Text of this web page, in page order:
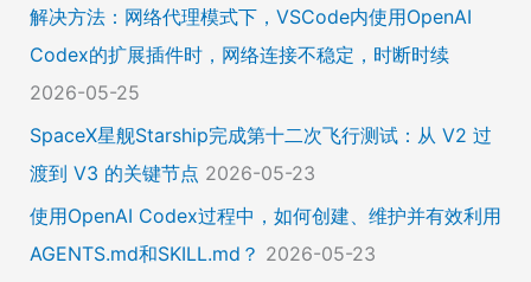
解决方法：网络代理模式下，VSCode内使用OpenAI
Codex的扩展插件时，网络连接不稳定，时断时续
2026-05-25
SpaceX星舰Starship完成第十二次飞行测试：从 V2 过
渡到 V3 的关键节点 2026-05-23
使用OpenAI Codex过程中，如何创建、维护并有效利用
AGENTS.md和SKILL.md？ 2026-05-23